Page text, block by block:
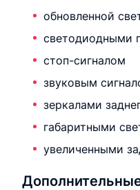
обновленной
светодиодными
стоп-сигналом
звуковым
зеркалами
габаритными
увеличенными